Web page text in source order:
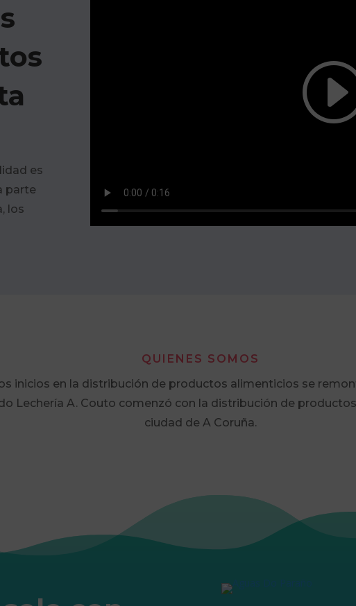
es
parte
los
QUIENES SOMOS
inicios en la distribución de productos alimenticios se
Lechería A. Couto comenzó con la distribución de
ciudad de A Coruña.